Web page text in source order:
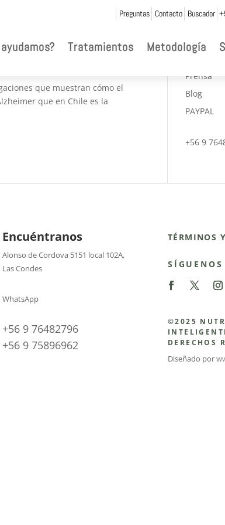
Preguntas Contacto Buscador
Tratamientos Metodología
que muestran cómo el
que en Chile es la
Prensa
Blog
PAYPAL
+56 9
Encuéntranos
Alonso de Cordova 5151 local 102A,
Las Condes
WhatsApp
+56 9 76482796
+56 9 75896962
TÉRMINOS
SÍGUENOS
©2025
DERECHOS
Diseñado por